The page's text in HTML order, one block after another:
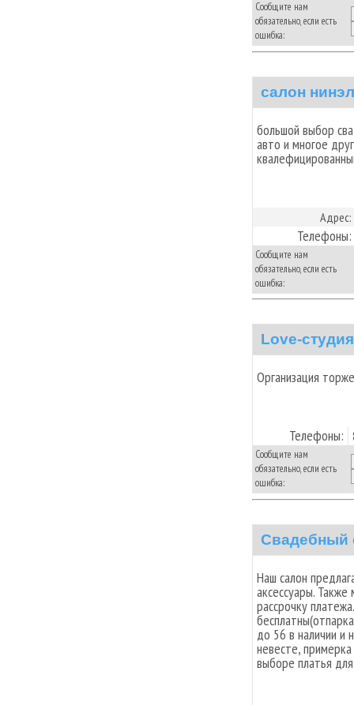
Сообщите нам
обязательно, если есть
ошибка:
салон
большой выбор
авто и многое
Адрес:
Телефоны:
Сообщите нам
обязательно, если есть
ошибка:
Love-студия
Организация
Телефоны:
Сообщите нам
обязательно, если есть
ошибка:
Свадебный
Наш салон
аксессуары.
рассрочку
до 56 в наличии и
невесте,
выборе платья